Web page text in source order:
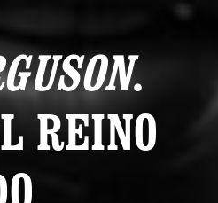
.
REINO